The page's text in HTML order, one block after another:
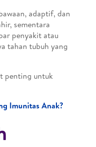
adaptif, dan
sementara
penyakit atau
tahan tubuh yang
penting untuk
Imunitas Anak?